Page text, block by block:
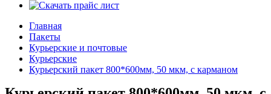
Главная
Пакеты
Курьерские и почтовые
Курьерские
Курьерский пакет 800*600мм, 50 мкм, с карманом